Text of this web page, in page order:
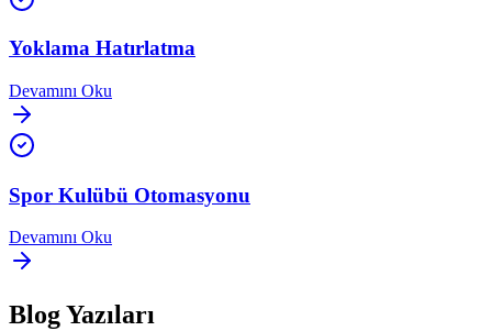
Yoklama Hatırlatma
Devamını Oku
Spor Kulübü Otomasyonu
Devamını Oku
Blog Yazıları